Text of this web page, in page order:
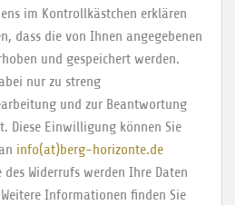
im Kontrollkästchen erklären
dass die von Ihnen angegebenen
und gespeichert werden.
nur zu streng
und zur Beantwortung
Diese Einwilligung können Sie
info(at)berg-horizonte.de
Widerrufs werden Ihre Daten
Informationen finden Sie